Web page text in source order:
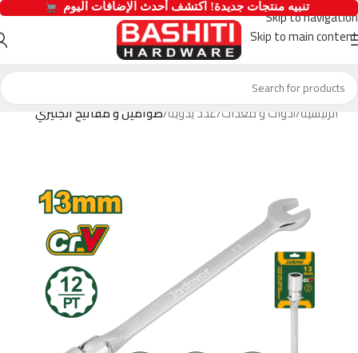
Skip to navigation
Skip to main content
الرئيسية أدوات و معدات عدد يدوية صواميل و مفاتيح انجليزي
  تنبيه منتجات جديدة! اكتشف أحدث الإضافات اليوم